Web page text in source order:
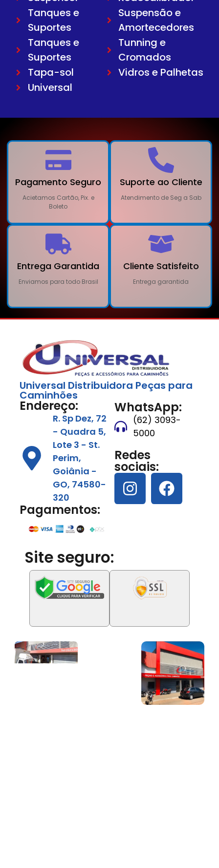
Tanques e
Suportes
Tanques e
Suportes
Tapa-sol
Universal
Suspensão e
Amortecedores
Tunning e
Cromados
Vidros e Palhetas
Pagamento Seguro
Acietamos Cartão, Pix. e
Boleto
Suporte ao Cliente
Atendimento de Seg a Sab
Entrega Garantida
Enviamos para todo Brasil
Cliente Satisfeito
Entrega garantida
Universal Distribuidora Peças para
Caminhões
Endereço:
R. Sp Dez, 72
- Quadra 5,
Lote 3 - St.
Perim,
Goiânia -
GO, 74580-
320
Pagamentos:
WhatsApp:
(62) 3093-
5000
Redes
sociais:
Site seguro: